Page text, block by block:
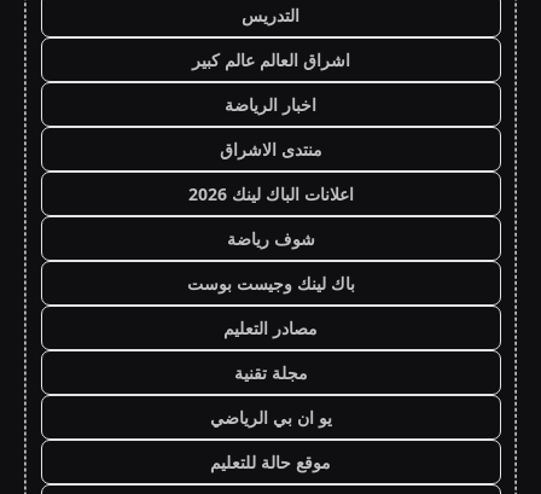
التدريس
اشراق العالم عالم كبير
اخبار الرياضة
منتدى الاشراق
اعلانات الباك لينك 2026
شوف رياضة
باك لينك وجيست بوست
مصادر التعليم
مجلة تقنية
يو ان بي الرياضي
موقع حالة للتعليم